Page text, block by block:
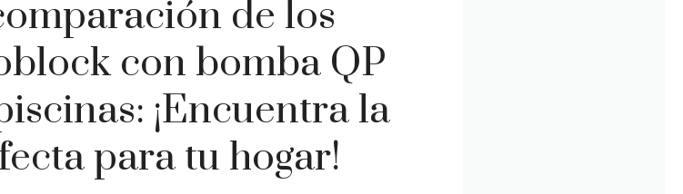
de los
con bomba QP
¡Encuentra la
para tu hogar!